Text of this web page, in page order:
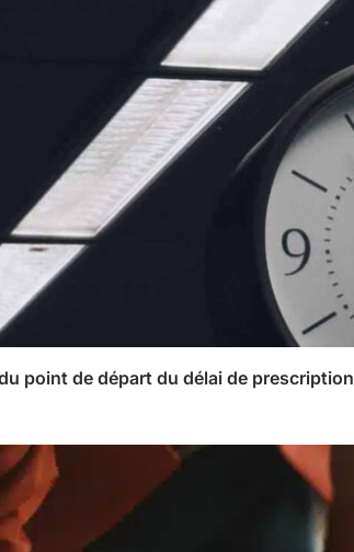
point de départ du délai de prescription